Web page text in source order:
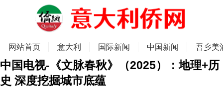
网站首页 意大利 国际新闻 中国新闻 吾乡美
中国电视-《文脉春秋》（2025）：地理+历
史 深度挖掘城市底蕴